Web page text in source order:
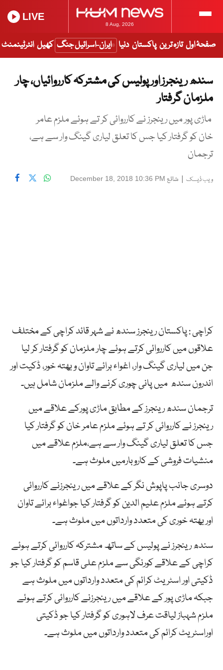
8 Aug, 2026
LIVE
صفحۂ اول تازہ ترین پاکستان دنیا ایران-اسرائیل جنگ کھیل انٹرٹینمنٹ
سندھ رینجرز اور پولیس کی مشترکہ کارروائیاں، چار
ملزمان گرفتار
ماڑی پور میں رینجرز نے کارروائی کر تے ہوئے ملزم عامر
خان کو گرفتار کیا جس کا تعلق لیاری گینگ وار سے ہے،
ترجمان
ویب ڈیسک | شائع December 18, 2018 10:36 PM
کراچی : پاکستان رینجرز سندھ نے شہر قائد کراچی کے مختلف
علاقوں میں کارروائی کرتے ہوئے چار ملزمان کو گرفتار کر لیا
جن میں لیاری گینگ وار، اغواء برائے تاوان و بھتہ خور، ڈکیت اور
اندرون سندھ میں پانی چوری کرنے والے ملزمان شامل ہیں۔
ترجمان سندھ رینجرز کے مطابق ماڑی پورکے علاقے میں
رینجرز نے کارروائی کر تے ہوئے ملزم عامر خان کو گرفتار کیا
جس کا تعلق لیاری گینگ وار سے ہے،ملزم علاقے میں
منشیات فروشی کے کاروبارمیں ملوث ہے۔
دوسری جانب پاپوش نگر کے علاقے میں رینجرزنے کارروائی
کرتے ہوئے ملزم علیم الدین کو گرفتار کیا جواغواء برائے تاوان
اور بھتہ خوری کی متعدد وارداتوں میں ملوث ہے۔
سندھ رینجرز نے پولیس کے ساتھ مشترکہ کارروائی کرتے ہوئے
کراچی کے علاقے کورنگی سے ملزم علی قاسم کو گرفتار کیا جو
ڈکیتی اور اسٹریٹ کرائم کی متعدد وارداتوں میں ملوث ہے
جبکہ ماڑی پور کے علاقے میں رینجرزنے کارروائی کرتے ہوئے
ملزم شہباز لیاقت عرف لاہوری کو گرفتار کیا جو ڈکیتی
اوراسٹریٹ کرائم کی متعدد وارداتوں میں ملوث ہے۔